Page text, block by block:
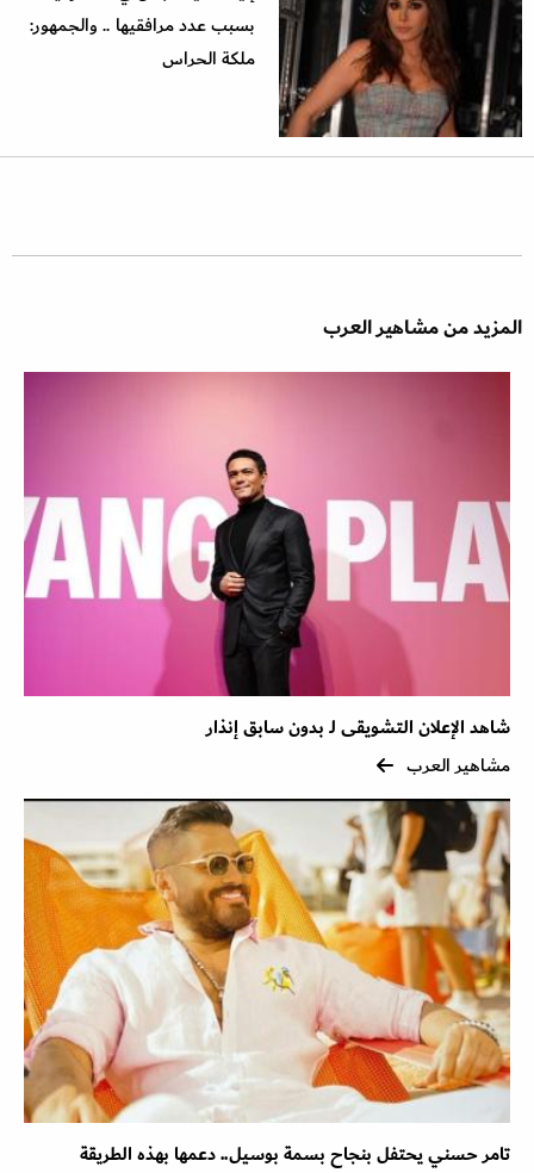
بسبب عدد مرافقيها .. والجمهور:
ملكة الحراس
المزيد من مشاهير العرب
شاهد الإعلان التشويقى لـ بدون سابق إنذار
مشاهير العرب
تامر حسني يحتفل بنجاح بسمة بوسيل.. دعمها بهذه الطريقة